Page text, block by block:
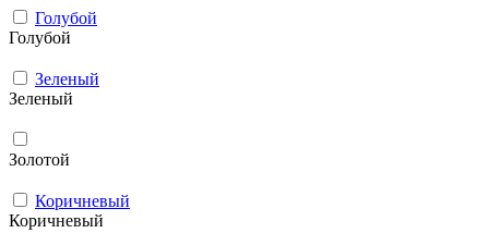
Голубой
Голубой
Зеленый
Зеленый
Золотой
Коричневый
Коричневый